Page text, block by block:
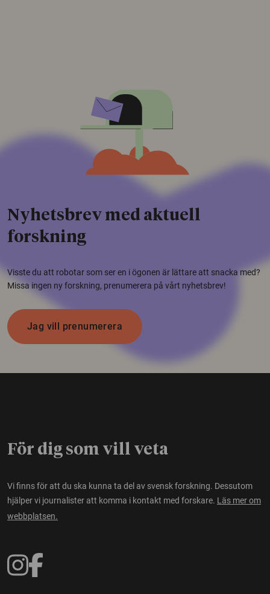
Nyhetsbrev med aktuell
forskning
Visste du att robotar som ser en i ögonen är lättare att snacka med?
Missa ingen ny forskning, prenumerera på vårt nyhetsbrev!
Jag vill prenumerera
För dig som vill veta
Vi finns för att du ska kunna ta del av svensk forskning. Dessutom
hjälper vi journalister att komma i kontakt med forskare. Läs mer om
webbplatsen.